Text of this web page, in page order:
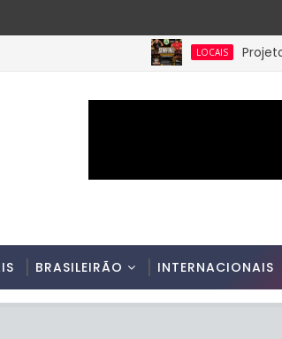
LOCAIS Projeto
BRASILEIRÃO INTERNACIONAIS